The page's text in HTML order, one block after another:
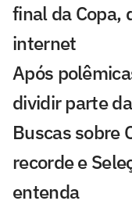
final da Copa,
internet
Após
dividir parte
Buscas sobre
recorde e
entenda